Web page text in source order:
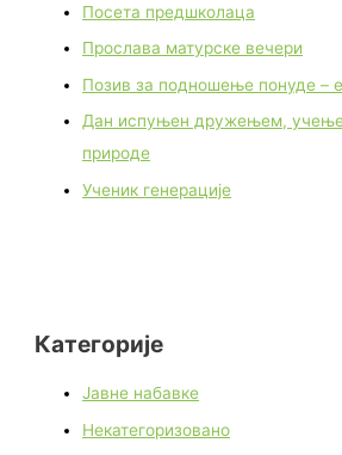
Посета предшколаца
Прослава матурске вечери
Позив за подношење понуде –
Дан испуњен дружењем,
природе
Ученик генерације
Категорије
Јавне набавке
Некатегоризовано